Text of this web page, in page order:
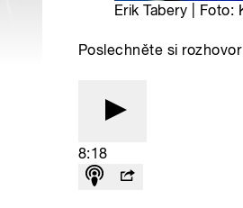
Erik Tabery | Foto:
Poslechněte si
8:18